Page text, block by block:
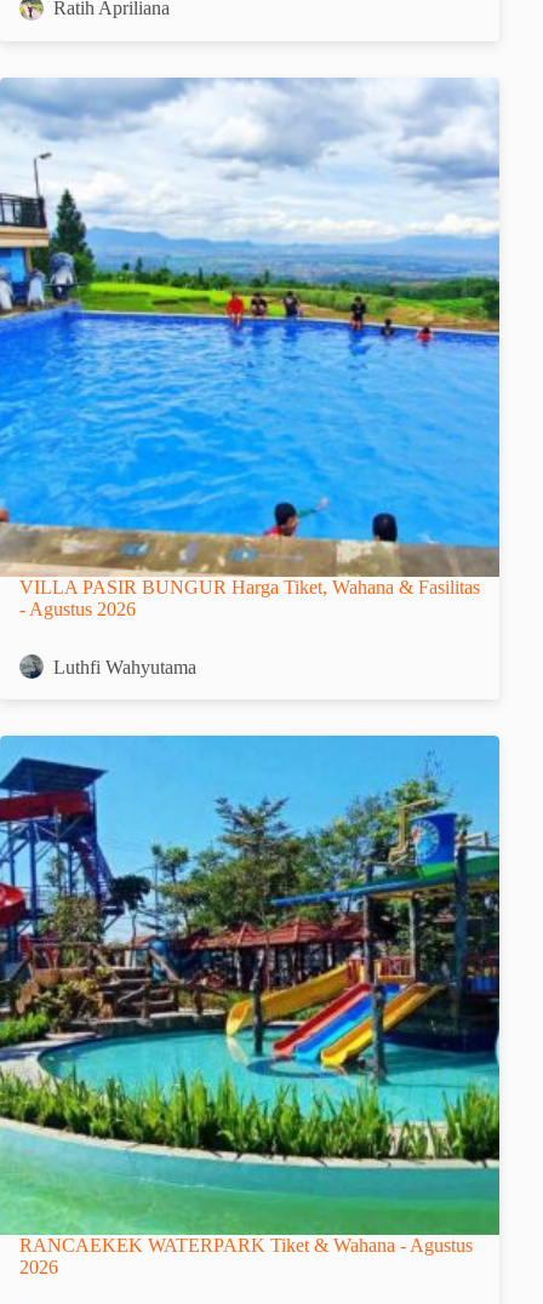
Ratih Apriliana
VILLA PASIR BUNGUR Harga Tiket, Wahana & Fasilitas
- Agustus 2026
Luthfi Wahyutama
RANCAEKEK WATERPARK Tiket & Wahana - Agustus
2026